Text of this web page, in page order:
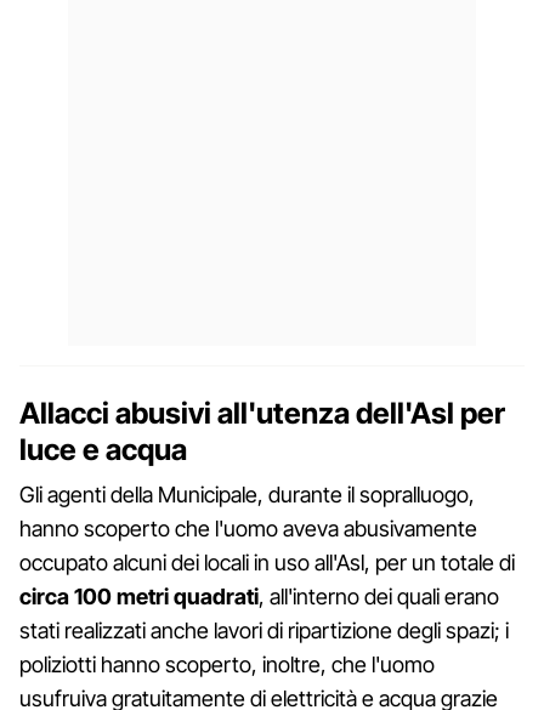
Allacci abusivi all'utenza dell'Asl per
luce e acqua
Gli agenti della Municipale, durante il sopralluogo,
hanno scoperto che l'uomo aveva abusivamente
occupato alcuni dei locali in uso all'Asl, per un totale di
circa 100 metri quadrati, all'interno dei quali erano
stati realizzati anche lavori di ripartizione degli spazi; i
poliziotti hanno scoperto, inoltre, che l'uomo
usufruiva gratuitamente di elettricità e acqua grazie